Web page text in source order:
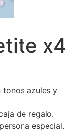
x4
tonos azules y
de regalo.
especial.